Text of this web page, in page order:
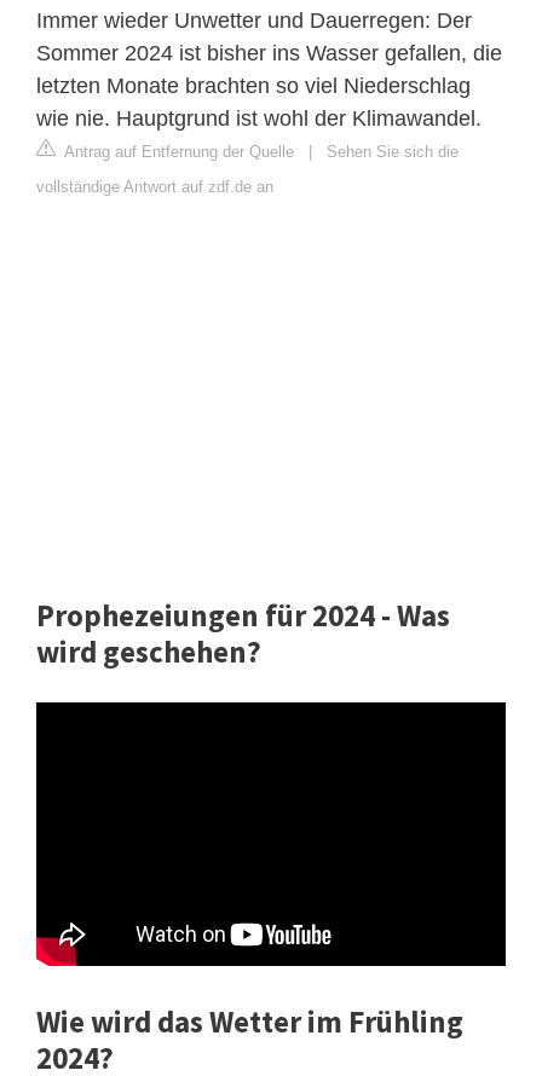
Immer wieder Unwetter und Dauerregen: Der
Sommer 2024 ist bisher ins Wasser gefallen, die
letzten Monate brachten so viel Niederschlag
wie nie. Hauptgrund ist wohl der Klimawandel.
Antrag auf Entfernung der Quelle
Sehen Sie sich die
vollständige Antwort auf zdf.de an
Prophezeiungen für 2024 - Was
wird geschehen?
Wie wird das Wetter im Frühling
2024?